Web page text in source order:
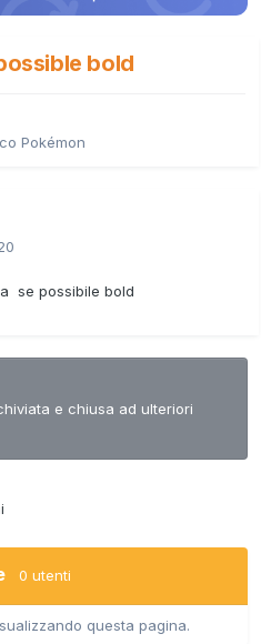
bold
Pokémon
se possibile bold
e chiusa ad ulteriori
0 utenti
questa pagina.